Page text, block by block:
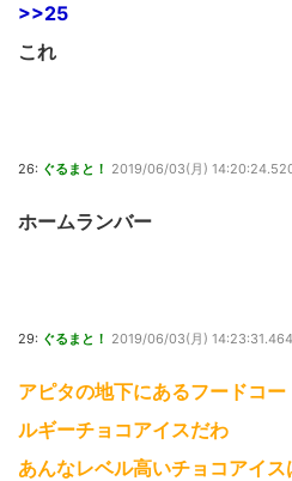
>>25
これ
26: ぐるまと！ 2019/06/03(月)
ホームランバー
29: ぐるまと！ 2019/06/03(月) 14:23:31.464
アピタの地下にあるフードコ
ルギーチョコアイスだわ
あんなレベル高いチョコアイ